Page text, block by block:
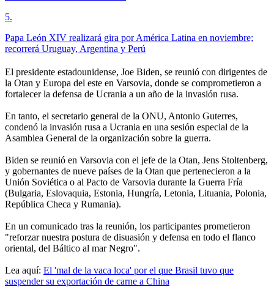
5.
Papa León XIV realizará gira por América Latina en noviembre;
recorrerá Uruguay, Argentina y Perú
El presidente estadounidense, Joe Biden, se reunió con dirigentes de
la Otan y Europa del este en Varsovia, donde se comprometieron a
fortalecer la defensa de Ucrania a un año de la invasión rusa.
En tanto, el secretario general de la ONU, Antonio Guterres,
condenó la invasión rusa a Ucrania en una sesión especial de la
Asamblea General de la organización sobre la guerra.
Biden se reunió en Varsovia con el jefe de la Otan, Jens Stoltenberg,
y gobernantes de nueve países de la Otan que pertenecieron a la
Unión Soviética o al Pacto de Varsovia durante la Guerra Fría
(Bulgaria, Eslovaquia, Estonia, Hungría, Letonia, Lituania, Polonia,
República Checa y Rumania).
En un comunicado tras la reunión, los participantes prometieron
"reforzar nuestra postura de disuasión y defensa en todo el flanco
oriental, del Báltico al mar Negro".
Lea aquí: El 'mal de la vaca loca' por el que Brasil tuvo que
suspender su exportación de carne a China